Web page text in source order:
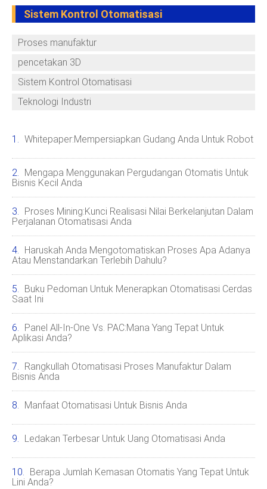
Sistem Kontrol Otomatisasi
Proses manufaktur
pencetakan 3D
Sistem Kontrol Otomatisasi
Teknologi Industri
Whitepaper:Mempersiapkan Gudang Anda Untuk Robot
Mengapa Menggunakan Pergudangan Otomatis Untuk
Bisnis Kecil Anda
Proses Mining:Kunci Realisasi Nilai Berkelanjutan Dalam
Perjalanan Otomatisasi Anda
Haruskah Anda Mengotomatiskan Proses Apa Adanya
Atau Menstandarkan Terlebih Dahulu?
Buku Pedoman Untuk Menerapkan Otomatisasi Cerdas
Saat Ini
Panel All-In-One Vs. PAC:Mana Yang Tepat Untuk
Aplikasi Anda?
Rangkullah Otomatisasi Proses Manufaktur Dalam
Bisnis Anda
Manfaat Otomatisasi Untuk Bisnis Anda
Ledakan Terbesar Untuk Uang Otomatisasi Anda
Berapa Jumlah Kemasan Otomatis Yang Tepat Untuk
Lini Anda?